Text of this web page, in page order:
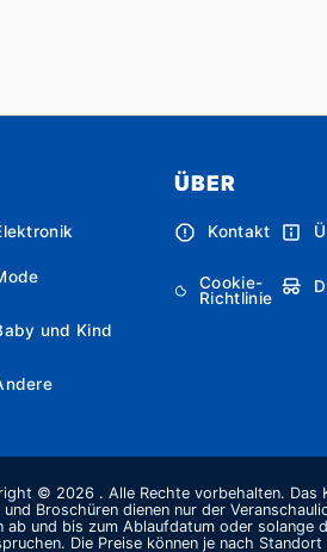
und Kind
ÜBER
Kontakt
Cookie-
Richtlinie
© 2026 . Alle Rechte vorbehalten. Das
und Broschüren dienen nur der
ab und bis zum Ablaufdatum oder solange
Die Preise können je nach Standort